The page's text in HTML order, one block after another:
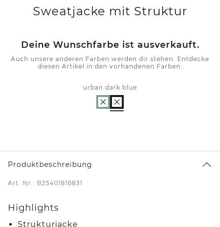
Sweatjacke mit Struktur
Deine Wunschfarbe ist ausverkauft.
Auch unsere anderen Farben werden dir stehen. Entdecke
diesen Artikel in den vorhandenen Farben.
urban dark blue
Produktbeschreibung
Art. Nr.: B25401816831
Highlights
Strukturjacke